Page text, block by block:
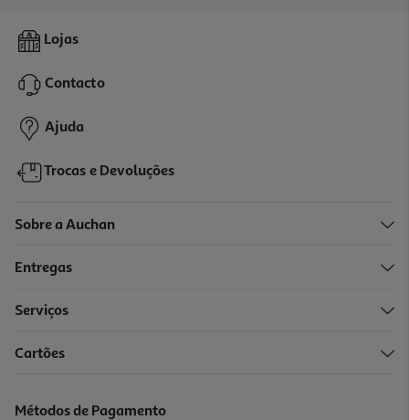
Livro O Lobo Que Queria Ser Um Supermágico
12,99 € PVP de editor
11,69 €
-10%
13,95 € PVP de editor
Lojas
Contacto
Ajuda
Trocas e Devoluções
Sobre a Auchan
Entregas
Serviços
Cartões
Métodos de Pagamento